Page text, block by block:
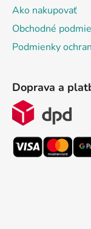
Ako nakupovať
Obchodné
Podmienky
Doprava a